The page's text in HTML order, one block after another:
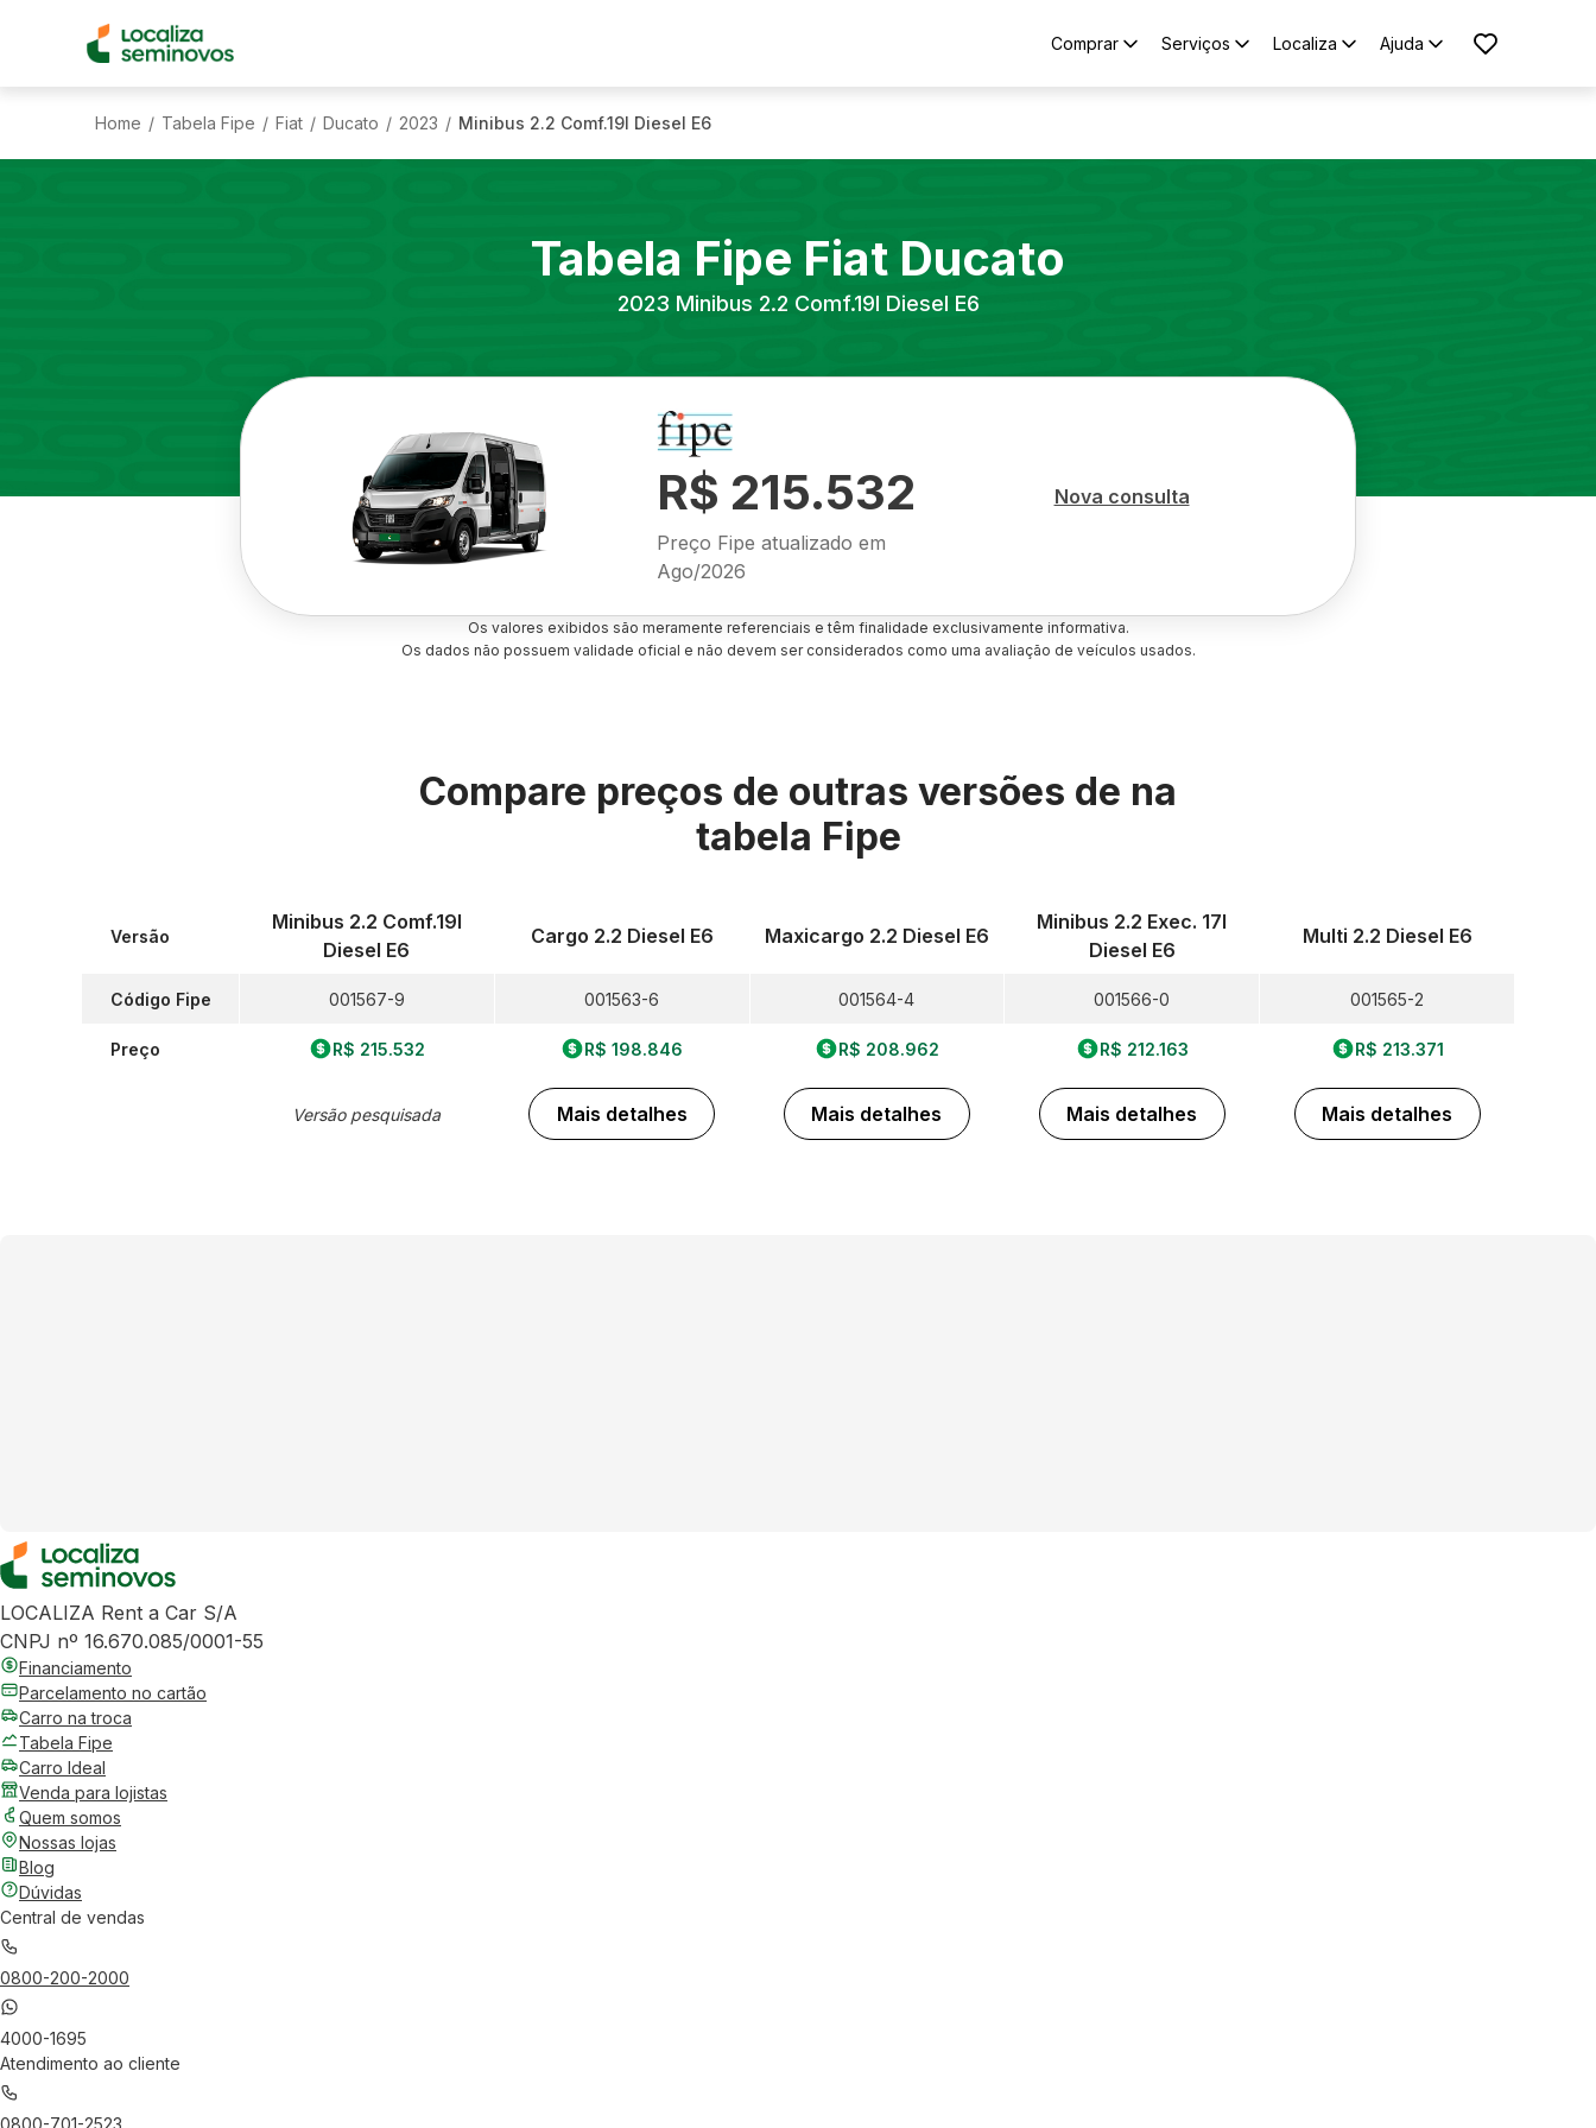
Comprar Serviços Localiza Ajuda
Home / Tabela Fipe / Fiat / Ducato / 2023 / Minibus 2.2 Comf.19l Diesel E6
Tabela Fipe Fiat Ducato
2023 Minibus 2.2 Comf.19l Diesel E6
R$ 215.532
Preço Fipe atualizado em
Ago/2026
Nova consulta
Os valores exibidos são meramente referenciais e têm finalidade exclusivamente informativa.
Os dados não possuem validade oficial e não devem ser considerados como uma avaliação de veículos usados.
Compare preços de outras versões de na
tabela Fipe
Versão
Código Fipe
Preço
Minibus 2.2 Comf.19l
Diesel E6
001567-9
R$ 215.532
Versão pesquisada
Cargo 2.2 Diesel E6
001563-6
R$ 198.846
Mais detalhes
Maxicargo 2.2 Diesel E6
001564-4
R$ 208.962
Mais detalhes
Minibus 2.2 Exec. 17l
Diesel E6
001566-0
R$ 212.163
Mais detalhes
Multi 2.2 Diesel E6
001565-2
R$ 213.371
Mais detalhes
LOCALIZA Rent a Car S/A
CNPJ nº 16.670.085/0001-55
Financiamento
Parcelamento no cartão
Carro na troca
Tabela Fipe
Carro Ideal
Venda para lojistas
Quem somos
Nossas lojas
Blog
Dúvidas
Central de vendas
0800-200-2000
4000-1695
Atendimento ao cliente
0800-701-2523